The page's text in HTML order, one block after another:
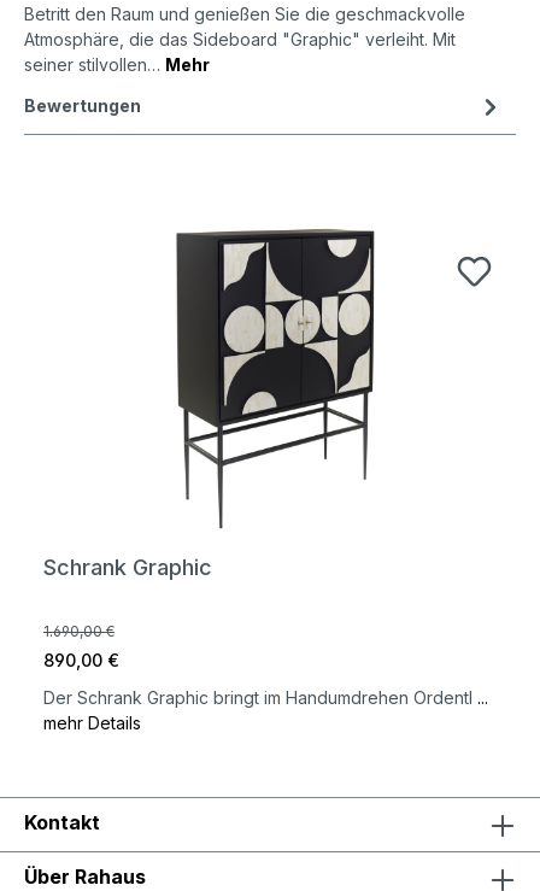
Betritt den Raum und genießen Sie die geschmackvolle
Atmosphäre, die das Sideboard "Graphic" verleiht. Mit
seiner stilvollen… Mehr
Bewertungen
Schrank Graphic
1.690,00 €
890,00 €
Der Schrank Graphic bringt im Handumdrehen Ordentl ...
mehr Details
Kontakt
Über Rahaus